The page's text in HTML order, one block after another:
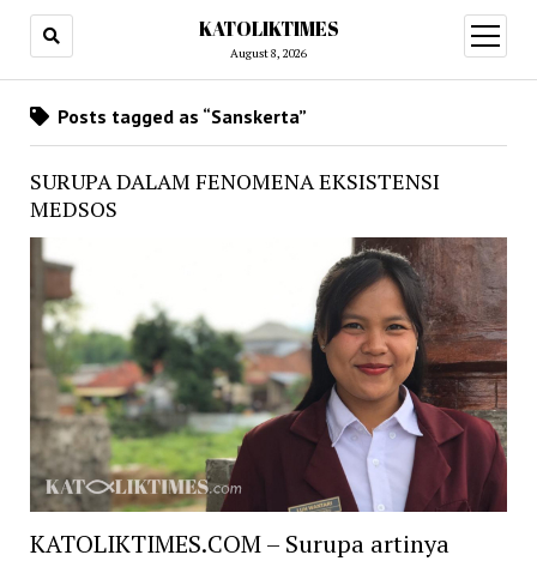
KATOLIKTIMES
August 8, 2026
open
menu
Posts tagged as “Sanskerta”
SURUPA DALAM FENOMENA EKSISTENSI
MEDSOS
KATOLIKTIMES.COM – Surupa artinya